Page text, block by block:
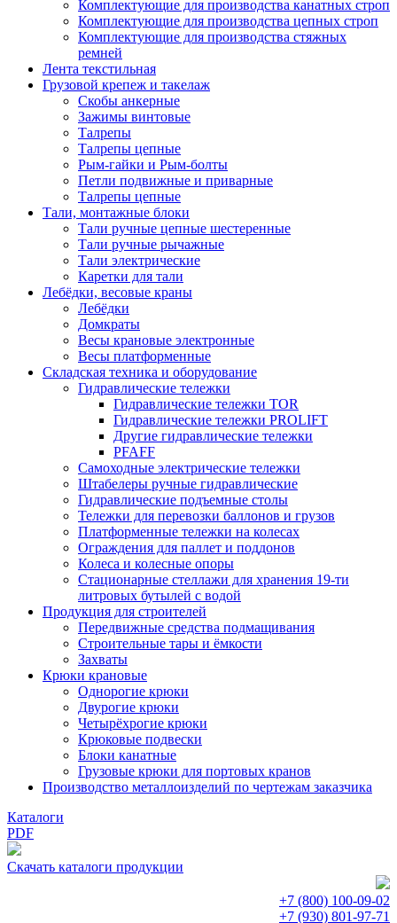
Комплектующие для производства канатных строп
Комплектующие для производства цепных строп
Комплектующие для производства стяжных
ремней
Лента текстильная
Грузовой крепеж и такелаж
Скобы анкерные
Зажимы винтовые
Талрепы
Талрепы цепные
Рым-гайки и Рым-болты
Петли подвижные и приварные
Талрепы цепные
Тали, монтажные блоки
Тали ручные цепные шестеренные
Тали ручные рычажные
Тали электрические
Каретки для тали
Лебёдки, весовые краны
Лебёдки
Домкраты
Весы крановые электронные
Весы платформенные
Складская техника и оборудование
Гидравлические тележки
Гидравлические тележки TOR
Гидравлические тележки PROLIFT
Другие гидравлические тележки
PFAFF
Самоходные электрические тележки
Штабелеры ручные гидравлические
Гидравлические подъемные столы
Тележки для перевозки баллонов и грузов
Платформенные тележки на колесах
Ограждения для паллет и поддонов
Колеса и колесные опоры
Стационарные стеллажи для хранения 19-ти
литровых бутылей с водой
Продукция для строителей
Передвижные средства подмащивания
Строительные тары и ёмкости
Захваты
Крюки крановые
Однорогие крюки
Двурогие крюки
Четырёхрогие крюки
Крюковые подвески
Блоки канатные
Грузовые крюки для портовых кранов
Производство металлоизделий по чертежам заказчика
Каталоги
PDF
Скачать каталоги продукции
+7 (800) 100-09-02
+7 (930) 801-97-71